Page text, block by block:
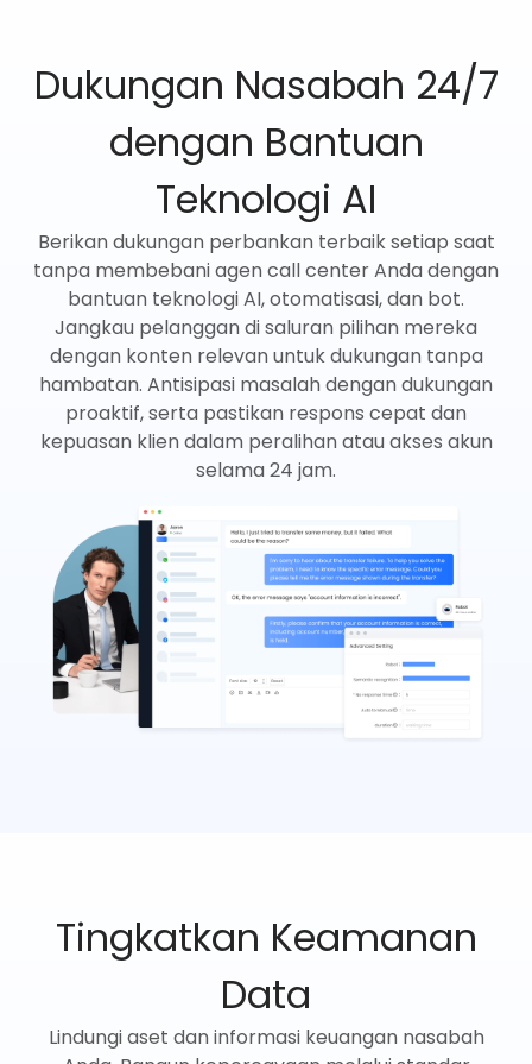
Dukungan Nasabah 24/7
dengan Bantuan
Teknologi AI
Berikan dukungan perbankan terbaik setiap saat
tanpa membebani agen call center Anda dengan
bantuan teknologi AI, otomatisasi, dan bot.
Jangkau pelanggan di saluran pilihan mereka
dengan konten relevan untuk dukungan tanpa
hambatan. Antisipasi masalah dengan dukungan
proaktif, serta pastikan respons cepat dan
kepuasan klien dalam peralihan atau akses akun
selama 24 jam.
Tingkatkan Keamanan
Data
Lindungi aset dan informasi keuangan nasabah